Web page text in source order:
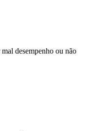
mal desempenho ou não